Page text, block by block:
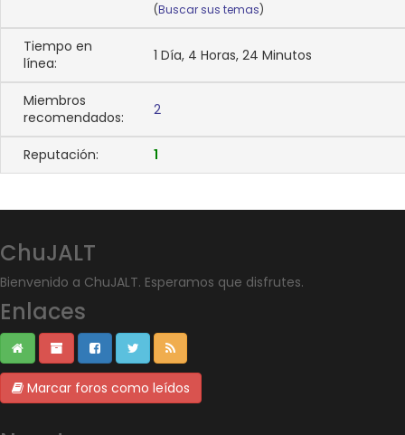
(Buscar sus temas)
Tiempo en
línea:
1 Día, 4 Horas, 24 Minutos
Miembros
recomendados:
2
Reputación: 1
ChuJALT
Bienvenido a ChuJALT. Esperamos que disfrutes.
Enlaces
Marcar foros como leídos